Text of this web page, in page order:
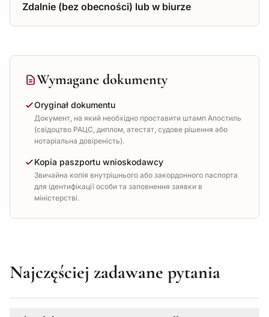
Zdalnie (bez obecności) lub w biurze
Wymagane dokumenty
Oryginał dokumentu
Документ, на який необхідно проставити штамп Апостиль
(свідоцтво РАЦС, диплом, атестат, судове рішення або
нотаріальна довіреність).
Kopia paszportu wnioskodawcy
Звичайна копія внутрішнього або закордонного паспорта
для ідентифікації особи та заповнення заявки в
міністерстві.
Najczęściej zadawane pytania